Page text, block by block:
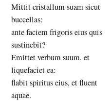
Mittit cristallum suam sicut
buccellas:
ante faciem frigoris eius quis
sustinebit?
Emittet verbum suum, et
liquefaciet ea:
flabit spiritus eius, et fluent
aquae.